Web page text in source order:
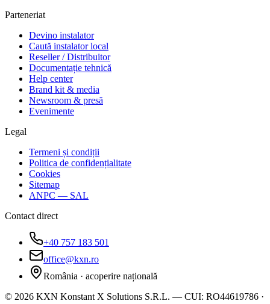
Parteneriat
Devino instalator
Caută instalator local
Reseller / Distribuitor
Documentație tehnică
Help center
Brand kit & media
Newsroom & presă
Evenimente
Legal
Termeni și condiții
Politica de confidențialitate
Cookies
Sitemap
ANPC — SAL
Contact direct
+40 757 183 501
office@kxn.ro
România · acoperire națională
© 2026 KXN Konstant X Solutions S.R.L. — CUI: RO44619786 ·